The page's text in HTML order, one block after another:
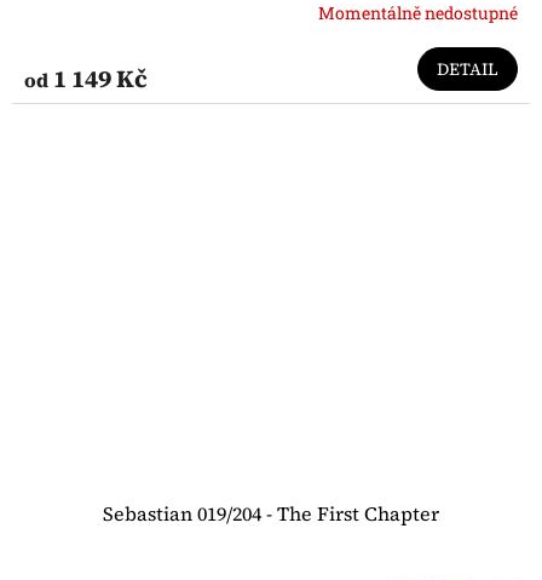
Momentálně nedostupné
od 1 149 Kč DETAIL
Sebastian 019/204 - The First Chapter